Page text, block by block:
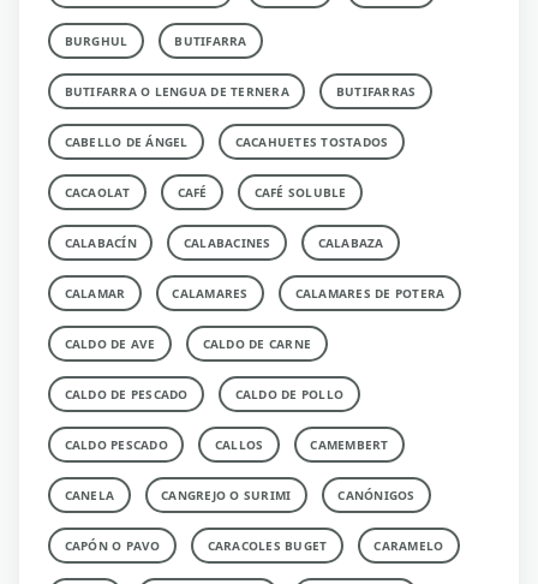
BURGHUL BUTIFARRA
BUTIFARRA O LENGUA DE TERNERA BUTIFARRAS
CABELLO DE ÁNGEL CACAHUETES TOSTADOS
CACAOLAT CAFÉ CAFÉ SOLUBLE
CALABACÍN CALABACINES CALABAZA
CALAMAR CALAMARES CALAMARES DE POTERA
CALDO DE AVE CALDO DE CARNE
CALDO DE PESCADO CALDO DE POLLO
CALDO PESCADO CALLOS CAMEMBERT
CANELA CANGREJO O SURIMI CANÓNIGOS
CAPÓN O PAVO CARACOLES BUGET CARAMELO